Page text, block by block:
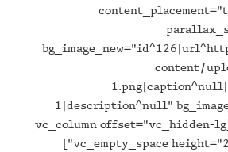
1|description^null"
bg_override="full"][vc_column
vc_hidden-md"][vc_empty_space height="23px"]